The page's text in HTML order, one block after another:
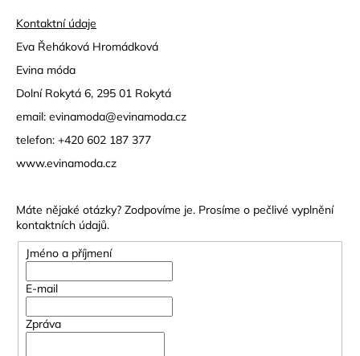
Kontaktní údaje
Eva Řeháková Hromádková
Evina móda
Dolní Rokytá 6, 295 01 Rokytá
email: evinamoda@evinamoda.cz
telefon: +420 602 187 377
www.evinamoda.cz
Máte nějaké otázky? Zodpovíme je. Prosíme o pečlivé vyplnění
kontaktních údajů.
Jméno a příjmení
E-mail
Zpráva
ř
e
b
u
j
e
t
e
a
j
í